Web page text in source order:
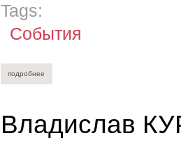
Tags:
События
подробнее
Владислав